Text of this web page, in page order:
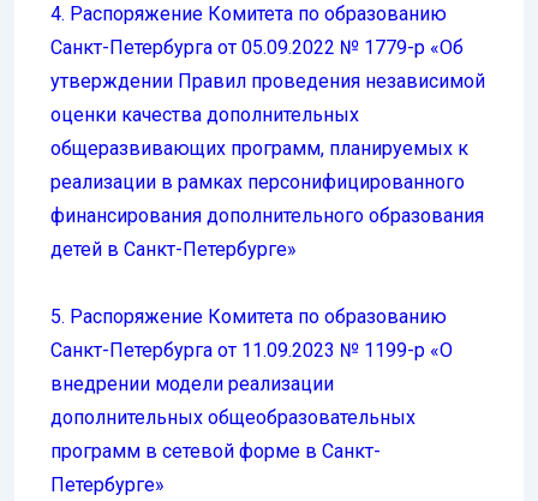
4. Распоряжение Комитета по образованию
Санкт-Петербурга от 05.09.2022 № 1779-р «Об
утверждении Правил проведения независимой
оценки качества дополнительных
общеразвивающих программ, планируемых к
реализации в рамках персонифицированного
финансирования дополнительного образования
детей в Санкт-Петербурге»
5. Распоряжение Комитета по образованию
Санкт-Петербурга от 11.09.2023 № 1199-р «О
внедрении модели реализации
дополнительных общеобразовательных
программ в сетевой форме в Санкт-
Петербурге»